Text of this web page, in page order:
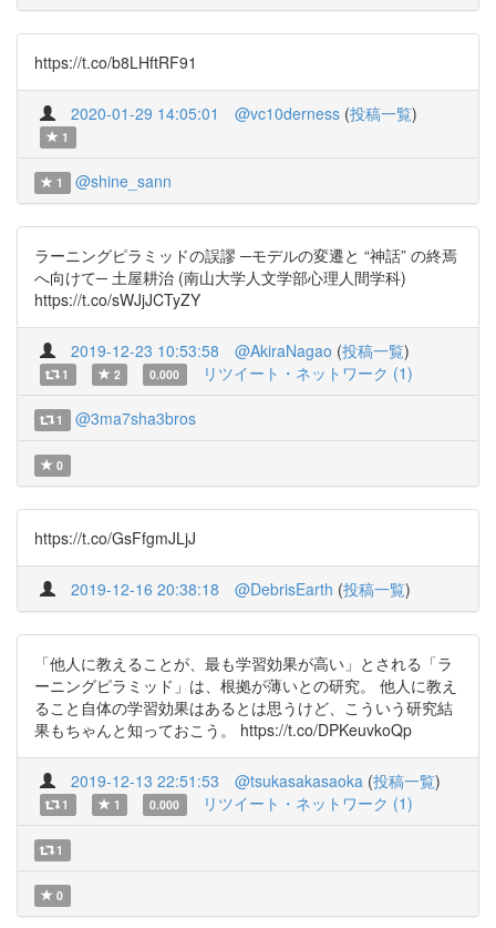
https://t.co/b8LHftRF91
2020-01-29 14:05:01 @vc10derness (投稿一覧)
1
1 @shine_sann
ラーニングピラミッドの誤謬 ─モデルの変遷と “神話” の終焉
へ向けて─ 土屋耕治 (南山大学人文学部心理人間学科)
https://t.co/sWJjJCTyZY
2019-12-23 10:53:58 @AkiraNagao (投稿一覧)
1 2 0.000 リツイート・ネットワーク (1)
1 @3ma7sha3bros
0
https://t.co/GsFfgmJLjJ
2019-12-16 20:38:18 @DebrisEarth (投稿一覧)
「他人に教えることが、最も学習効果が高い」とされる「ラ
ーニングピラミッド」は、根拠が薄いとの研究。 他人に教え
ること自体の学習効果はあるとは思うけど、こういう研究結
果もちゃんと知っておこう。 https://t.co/DPKeuvkoQp
2019-12-13 22:51:53 @tsukasakasaoka (投稿一覧)
1 1 0.000 リツイート・ネットワーク (1)
1
0